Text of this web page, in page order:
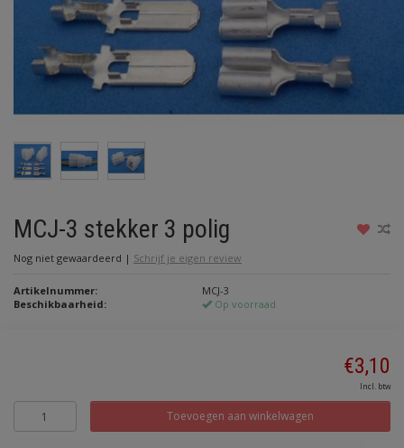
MCJ-3 stekker 3 polig
Nog niet gewaardeerd | Schrijf je eigen review
Artikelnummer:
MCJ-3
Beschikbaarheid:
Op voorraad
€3,10
Incl. btw
Toevoegen aan winkelwagen